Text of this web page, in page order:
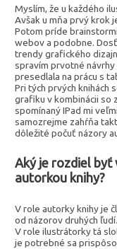
Myslím, že u každého
Avšak u mňa prvý krok
Potom príde
webov a podobne.
trendy grafického
spravím prvotné
presedlala na prácu s
Pri tých prvých knihách
grafiku v kombinácii so
spomínaný IPad mi
samozrejme zahŕňa
dôležité počuť názory
Aký je rozdiel byť
autorkou knihy?
V role autorky knihy je
od názorov druhých
V role ilustrátorky tá
je potrebné sa